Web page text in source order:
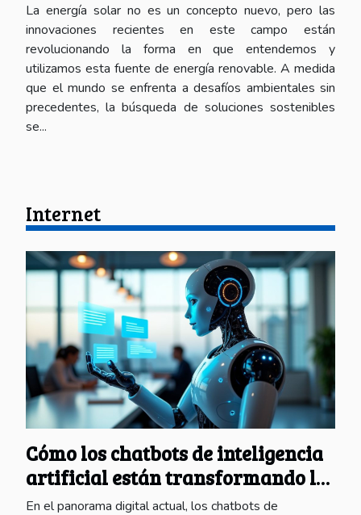
La energía solar no es un concepto nuevo, pero las
innovaciones recientes en este campo están
revolucionando la forma en que entendemos y
utilizamos esta fuente de energía renovable. A medida
que el mundo se enfrenta a desafíos ambientales sin
precedentes, la búsqueda de soluciones sostenibles
se...
Internet
Cómo los chatbots de inteligencia
artificial están transformando la
comunicación digital
En el panorama digital actual, los chatbots de